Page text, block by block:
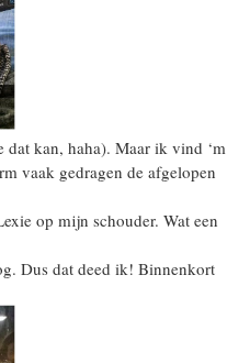
kan, haha). Maar ik vind ‘m
vaak gedragen de afgelopen
op mijn schouder. Wat een
Dus dat deed ik! Binnenkort